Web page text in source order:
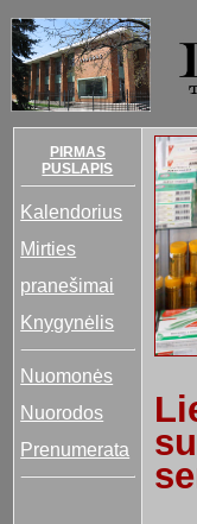
PIRMAS
PUSLAPIS
Kalendorius
Mirties
pranešimai
Knygynėlis
Nuomonės
Nuorodos
Prenumerata